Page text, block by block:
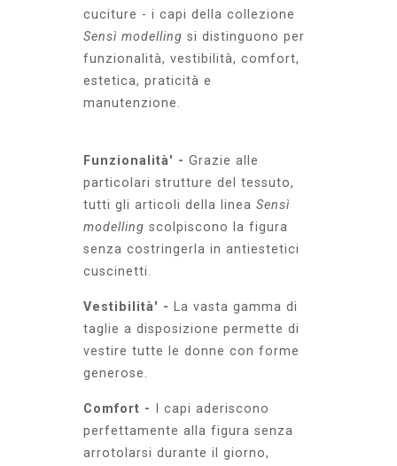
cuciture - i capi della collezione
Sensì modelling si distinguono per
funzionalità, vestibilità, comfort,
estetica, praticità e
manutenzione.
Funzionalità' - Grazie alle
particolari strutture del tessuto,
tutti gli articoli della linea Sensì
modelling scolpiscono la figura
senza costringerla in antiestetici
cuscinetti.
Vestibilità' -
La vasta gamma di
taglie a disposizione permette di
vestire tutte le donne con forme
generose.
Comfort -
I capi aderiscono
perfettamente alla figura senza
arrotolarsi durante il giorno,